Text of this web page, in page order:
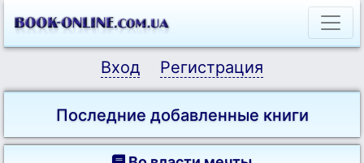
Вход Регистрация
Последние добавленные книги